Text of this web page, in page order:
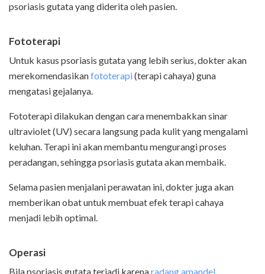
psoriasis gutata yang diderita oleh pasien.
Fototerapi
Untuk kasus psoriasis gutata yang lebih serius, dokter akan
merekomendasikanfototerapi(terapi cahaya) guna
mengatasi gejalanya.
Fototerapi dilakukan dengan cara menembakkan sinar
ultraviolet (UV) secara langsung pada kulit yang mengalami
keluhan. Terapi ini akan membantu mengurangi proses
peradangan, sehingga psoriasis gutata akan membaik.
Selama pasien menjalani perawatan ini, dokter juga akan
memberikan obat untuk membuat efek terapi cahaya
menjadi lebih optimal.
Operasi
Bila psoriasis gutata terjadi karenaradang amandel